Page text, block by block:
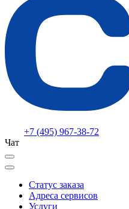
+7 (495) 967-38-72
Чат
Статус заказа
Адреса сервисов
Услуги